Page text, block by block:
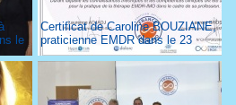
le
Certificat de Caroline BOUZIANE,
praticienne EMDR dans le 23